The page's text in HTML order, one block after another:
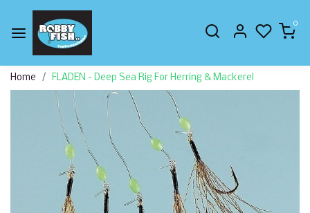
0
Home FLADEN - Deep Sea Rig For Herring & Mackerel